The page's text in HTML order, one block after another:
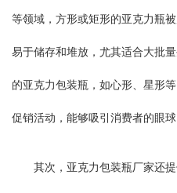
等领域，方形或矩形的亚克力瓶
易于储存和堆放，尤其适合大批
的亚克力包装瓶，如心形、星形
促销活动，能够吸引消费者的眼球
其次，亚克力包装瓶厂家还